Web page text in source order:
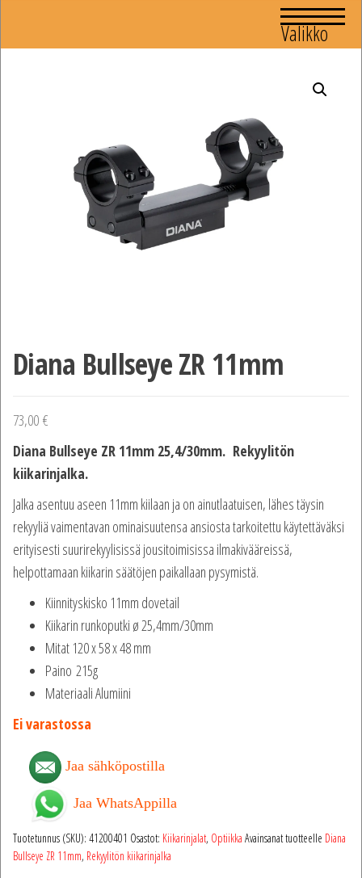
Valikko
Diana Bullseye ZR 11mm
73,00 €
Diana Bullseye ZR 11mm 25,4/30mm. Rekyylitön
kiikarinjalka.
Jalka asentuu aseen 11mm kiilaan ja on ainutlaatuisen, lähes täysin
rekyyliä vaimentavan ominaisuutensa ansiosta tarkoitettu käytettäväksi
erityisesti suurirekyylisissä jousitoimisissa ilmakivääreissä,
helpottamaan kiikarin säätöjen paikallaan pysymistä.
Kiinnityskisko 11mm dovetail
Kiikarin runkoputki ø 25,4mm/30mm
Mitat 120 x 58 x 48 mm
Paino 215g
Materiaali Alumiini
Ei varastossa
Jaa sähköpostilla
Jaa WhatsAppilla
Tuotetunnus (SKU): 41200401 Osastot: Kiikarinjalat, Optiikka Avainsanat tuotteelle Diana
Bullseye ZR 11mm, Rekyylitön kiikarinjalka